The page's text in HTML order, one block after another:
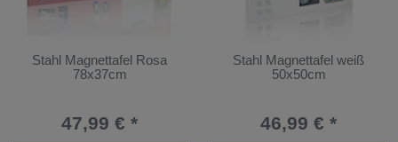
Stahl Magnettafel Rosa
78x37cm
47,99 € *
Stahl Magnettafel weiß
50x50cm
46,99 € *